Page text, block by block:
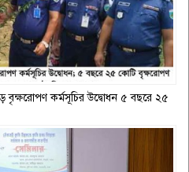
বৃক্ষরোপণ কর্মসূচির উদ্বোধন ৫ বছরে ২৫